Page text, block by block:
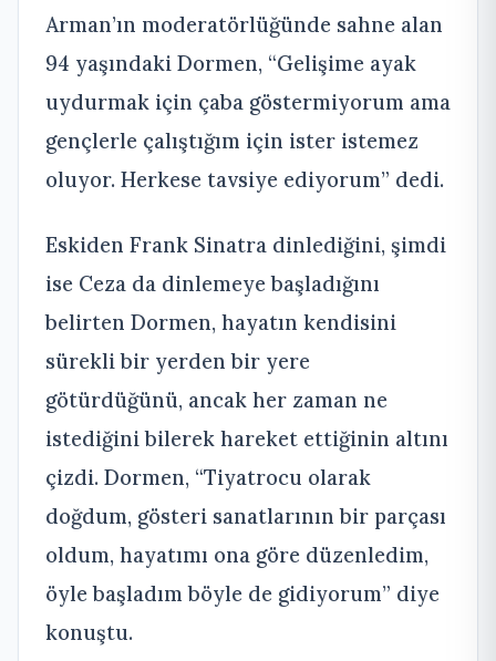
Arman’ın moderatörlüğünde sahne alan
94 yaşındaki Dormen, “Gelişime ayak
uydurmak için çaba göstermiyorum ama
gençlerle çalıştığım için ister istemez
oluyor. Herkese tavsiye ediyorum” dedi.
Eskiden Frank Sinatra dinlediğini, şimdi
ise Ceza da dinlemeye başladığını
belirten Dormen, hayatın kendisini
sürekli bir yerden bir yere
götürdüğünü, ancak her zaman ne
istediğini bilerek hareket ettiğinin altını
çizdi. Dormen, “Tiyatrocu olarak
doğdum, gösteri sanatlarının bir parçası
oldum, hayatımı ona göre düzenledim,
öyle başladım böyle de gidiyorum” diye
konuştu.